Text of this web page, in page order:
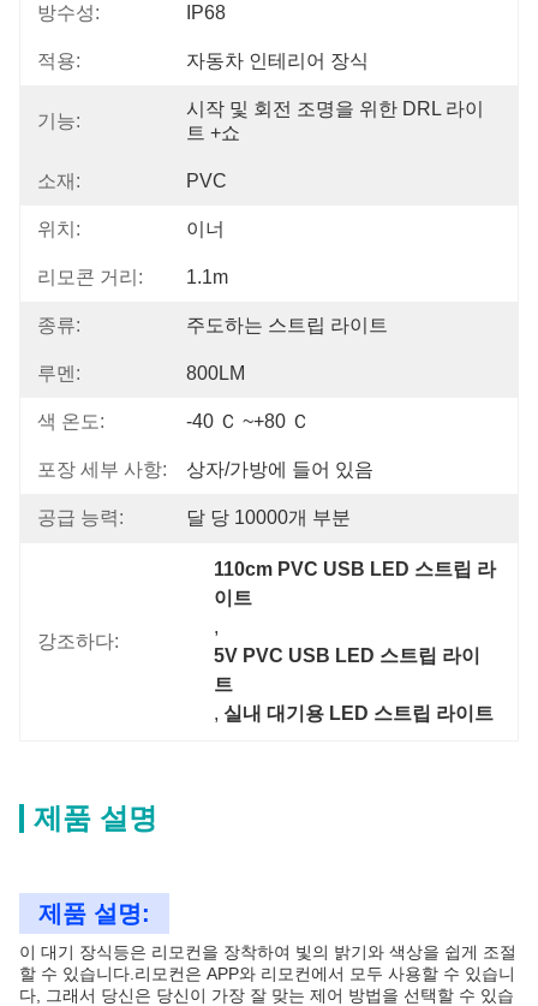
방수성: IP68
적용: 자동차 인테리어 장식
기능:
시작 및 회전 조명을 위한 DRL 라이
트 +쇼
소재: PVC
위치: ‎이너
리모콘 거리: 1.1m
종류: 주도하는 스트립 라이트
루멘: 800LM
색 온도: -40 Ｃ ~+80 Ｃ
포장 세부 사항: 상자/가방에 들어 있음
공급 능력: 달 당 10000개 부분
강조하다:
110cm PVC USB LED 스트립 라
이트
,
5V PVC USB LED 스트립 라이
트
, 실내 대기용 LED 스트립 라이트
제품 설명
제품 설명:
이 대기 장식등은 리모컨을 장착하여 빛의 밝기와 색상을 쉽게 조절
할 수 있습니다.리모컨은 APP와 리모컨에서 모두 사용할 수 있습니
다, 그래서 당신은 당신이 가장 잘 맞는 제어 방법을 선택할 수 있습